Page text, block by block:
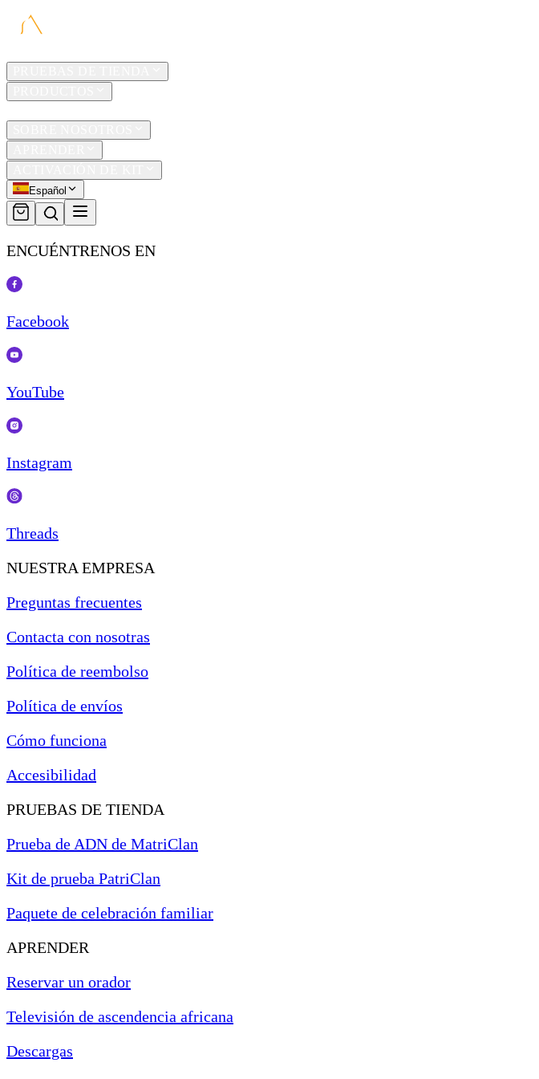
Español
ENCUÉNTRENOS EN
Facebook
YouTube
Instagram
Threads
NUESTRA EMPRESA
Preguntas frecuentes
Contacta con nosotras
Política de reembolso
Política de envíos
Cómo funciona
Accesibilidad
PRUEBAS DE TIENDA
Prueba de ADN de MatriClan
Kit de prueba PatriClan
Paquete de celebración familiar
APRENDER
Reservar un orador
Televisión de ascendencia africana
Descargas